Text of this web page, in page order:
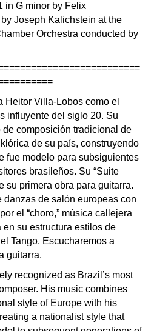
in G minor by Felix
Joseph Kalichstein at the
Orchestra conducted by
Heitor Villa-Lobos como el
influyente del siglo 20. Su
composición tradicional de
de su país, construyendo
fue modelo para subsiguientes
brasileños. Su “Suite
su primera obra para guitarra.
danzas de salón europeas con
el “choro,” música callejera
su estructura estilos de
Tango. Escucharemos a
guitarra.
recognized as Brazil’s most
His music combines
style of Europe with his
a nationalist style that